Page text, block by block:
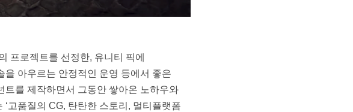
프로젝트를 선정한, 유니티 픽에
아우르는 안정적인 운영 등에서 좋은
를 제작하면서 그동안 쌓아온 노하우와
고품질의 CG, 탄탄한 스토리, 멀티플랫폼